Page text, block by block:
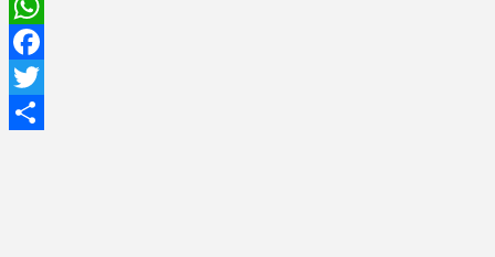
Email
WhatsApp
Facebook
Twitter